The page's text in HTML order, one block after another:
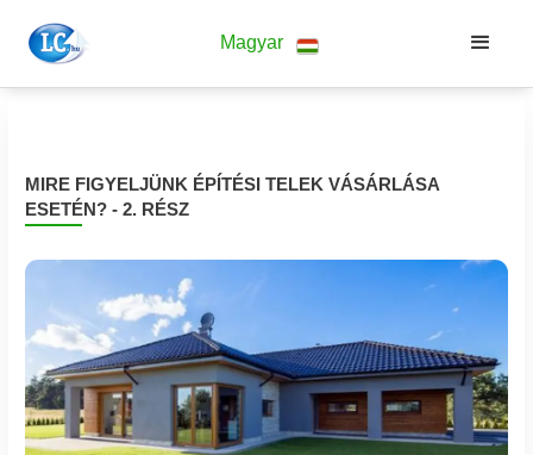
Magyar
MIRE FIGYELJÜNK ÉPÍTÉSI TELEK VÁSÁRLÁSA
ESETÉN? - 2. RÉSZ